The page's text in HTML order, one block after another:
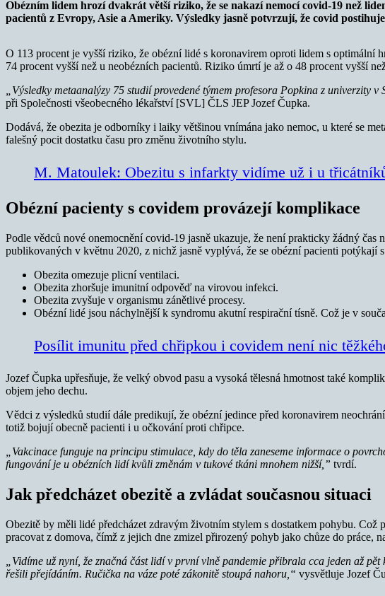
Obézním lidem hrozí dvakrát větší riziko, že se nakazí nemocí covid-19 než
pacientů z Evropy, Asie a Ameriky. Výsledky jasně potvrzují, že covid
O 113 procent je vyšší riziko, že obézní lidé s koronavirem oproti lidem s optimální
74 procent vyšší než u neobézních pacientů. Riziko úmrtí je až o 48 procent vyšší
„Výsledky metaanalýzy 75 studií provedené týmem profesora Popkina z univerzity
při Společnosti všeobecného lékařství [SVL] ČLS JEP Jozef Čupka.
Dodává, že obezita je odborníky i laiky většinou vnímána jako nemoc, u které se
falešný pocit dostatku času pro změnu životního stylu.
M. Matoulek: Obezitu s infarkty vidíme už i u
Obézní pacienty s covidem provázejí komplikace
Podle vědců nové onemocnění covid-19 jasně ukazuje, že není prakticky žádný
publikovaných v květnu 2020, z nichž jasně vyplývá, že se obézní pacienti
Obezita omezuje plicní ventilaci.
Obezita zhoršuje imunitní odpověď na virovou infekci.
Obezita zvyšuje v organismu zánětlivé procesy.
Obézní lidé jsou náchylnější k syndromu akutní respirační tísně. Což je v
Posílit imunitu před chřipkou i covidem není nic
Jozef Čupka upřesňuje, že velký obvod pasu a vysoká tělesná hmotnost také
objem jeho dechu.
Vědci z výsledků studií dále predikují, že obézní jedince před koronavirem
totiž bojují obecně pacienti i u očkování proti chřipce.
„Vakcinace funguje na principu stimulace, kdy do těla zaneseme informace o
fungování je u obézních lidí kvůli změnám v tukové tkáni mnohem nižší,” tvrdí.
Jak předcházet obezitě a zvládat současnou situaci
Obezitě by měli lidé předcházet zdravým životním stylem s dostatkem pohybu.
pracovat z domova, čímž z jejich dne zmizel přirozený pohyb jako chůze do práce,
„Vidíme už nyní, že značná část lidí v první vlně pandemie přibrala cca jeden až
řešili přejídáním. Ručička na váze poté zákonitě stoupá nahoru,“ vysvětluje Jozef